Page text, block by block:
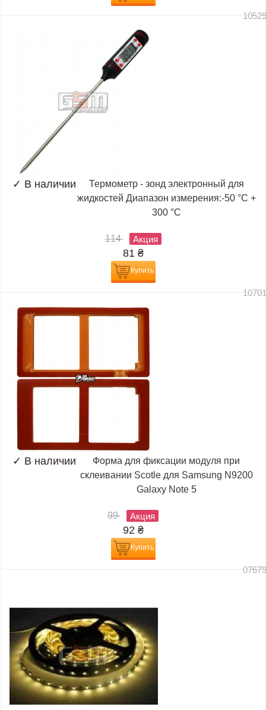
✓ В наличии
Термометр - зонд электронный для
жидкостей Диапазон измерения:-50 °C +
300 °C
114 Акция
81 ₴
Купить
✓ В наличии
Форма для фиксации модуля при
склеивании Scotle для Samsung N9200
Galaxy Note 5
99 Акция
92 ₴
Купить